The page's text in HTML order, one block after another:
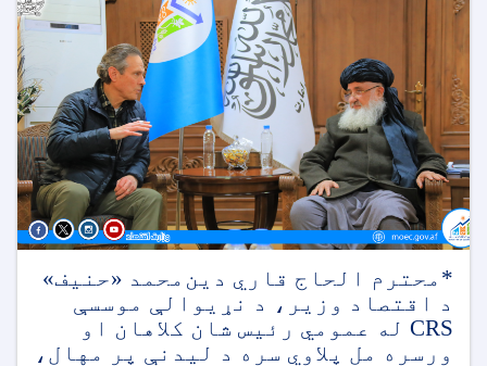
*محترم الحاج قاري دین‌محمد «حنیف»
د اقتصاد وزیر، د نړیوالې موسسې
CRS له عمومي رئیس شان کلاهان او
ورسره مل پلاوي سره د لیدنې پر مهال،